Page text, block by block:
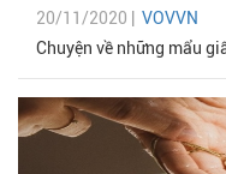
20/11/2020 | VOVVN
Chuyện về những mẩu